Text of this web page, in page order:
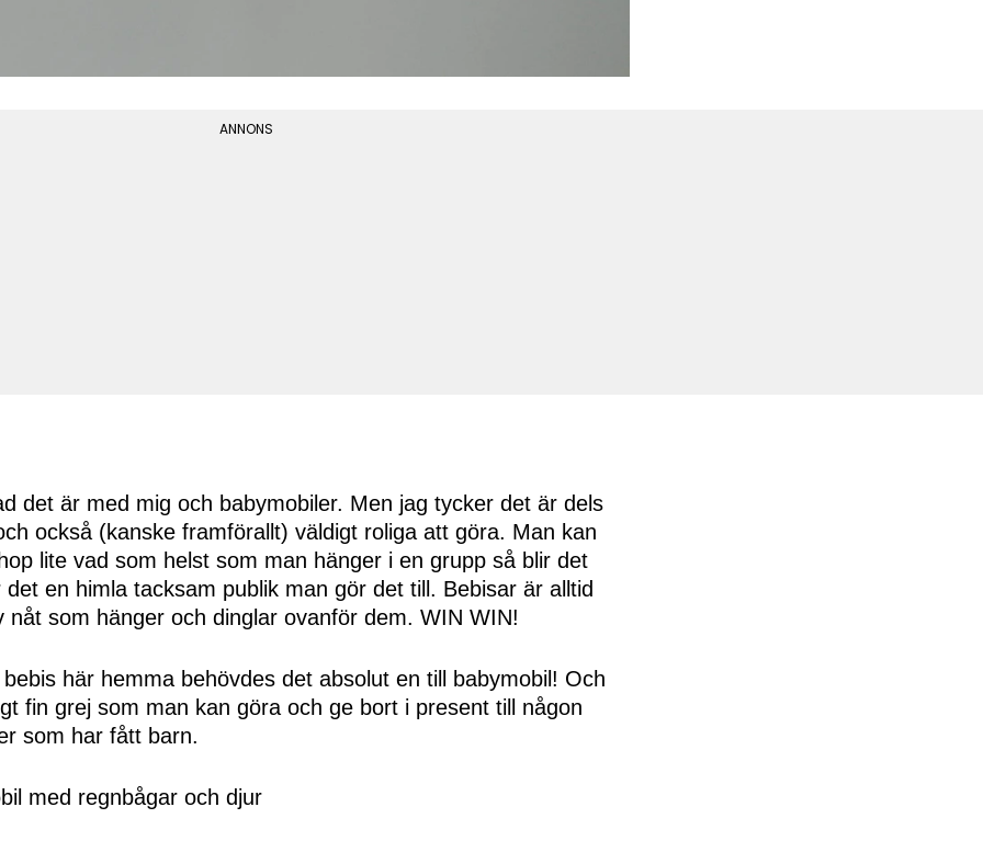
det är med mig och babymobiler. Men jag tycker det är dels
också (kanske framförallt) väldigt roliga att göra. Man kan
lite vad som helst som man hänger i en grupp så blir det
en himla tacksam publik man gör det till. Bebisar är alltid
nåt som hänger och dinglar ovanför dem. WIN WIN!
här hemma behövdes det absolut en till babymobil! Och
fin grej som man kan göra och ge bort i present till någon
som har fått barn.
med regnbågar och djur